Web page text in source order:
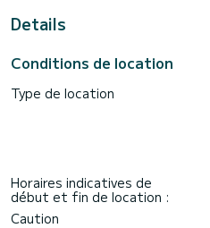
Details
Conditions de location
Type de location
Horaires indicatives de
début et fin de location :
Caution